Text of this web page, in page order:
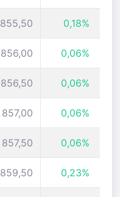
855,50 0,18%
856,00 0,06%
856,50 0,06%
857,00 0,06%
857,50 0,06%
859,50 0,23%